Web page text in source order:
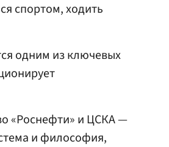
спортом, ходить
одним из ключевых
«Роснефти» и ЦСКА —
и философия,